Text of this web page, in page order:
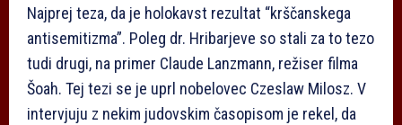
Najprej teza, da je holokavst rezultat “krščanskega
antisemitizma”. Poleg dr. Hribarjeve so stali za to tezo
tudi drugi, na primer Claude Lanzmann, režiser filma
Šoah. Tej tezi se je uprl nobelovec Czeslaw Milosz. V
intervjuju z nekim judovskim časopisom je rekel, da